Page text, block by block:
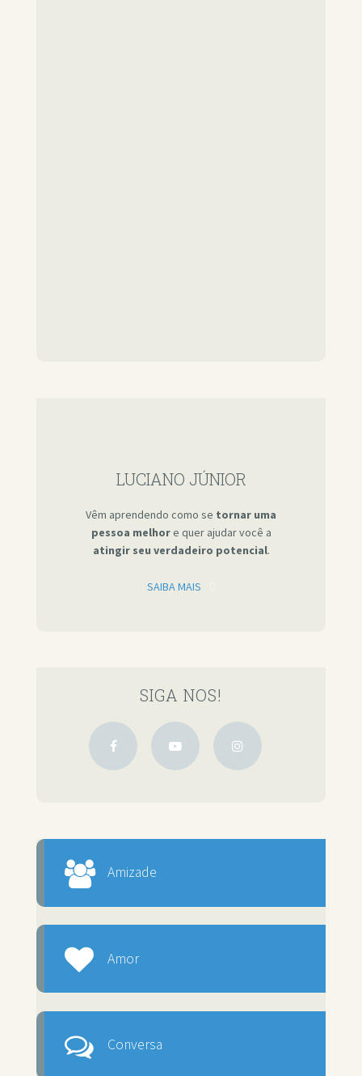
LUCIANO JÚNIOR
Vêm aprendendo como se tornar uma
pessoa melhore quer ajudar você a
atingir seu verdadeiro potencial.
SAIBA MAIS
SIGA NOS!
Amizade
Amor
Conversa